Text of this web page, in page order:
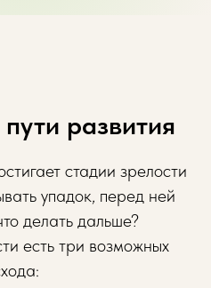
развития
стадии зрелости
упадок, перед ней
делать дальше?
есть три возможных